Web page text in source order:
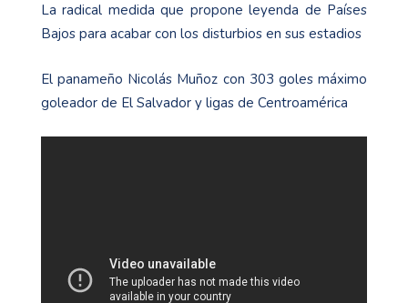
La radical medida que propone leyenda de Países
Bajos para acabar con los disturbios en sus estadios
El panameño Nicolás Muñoz con 303 goles máximo
goleador de El Salvador y ligas de Centroamérica